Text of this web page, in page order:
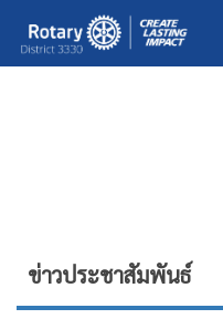
ข่าวประชาสัมพันธ์